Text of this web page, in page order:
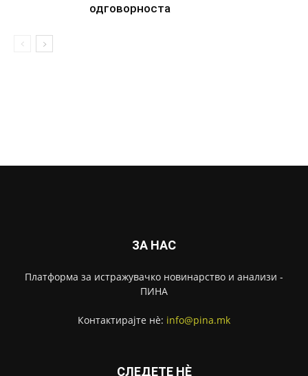
одговорноста
ЗА НАС
Платформа за истражувачко новинарство и анализи -
ПИНА
Контактирајте нѐ: info@pina.mk
СЛЕДЕТЕ НЀ